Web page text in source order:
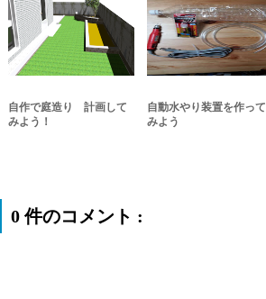
自作で庭造り 計画して
みよう！
自動水やり装置を作って
みよう
0 件のコメント :